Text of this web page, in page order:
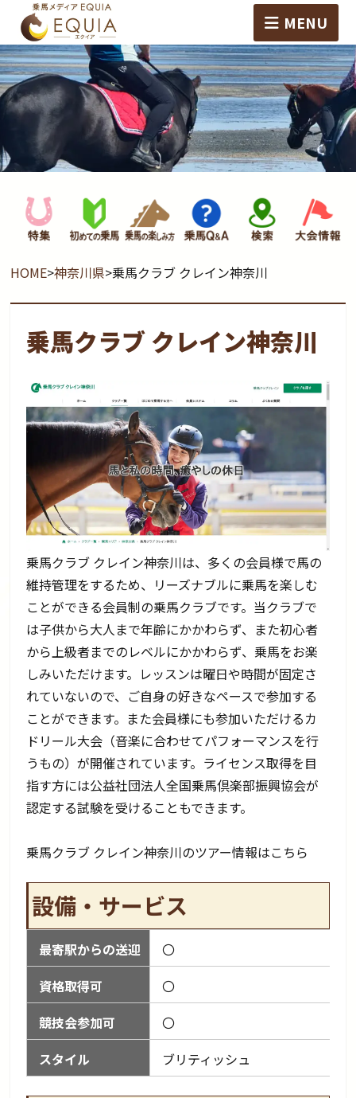
MENU
HOME>神奈川県>乗馬クラブ クレイン神奈川
乗馬クラブ クレイン神奈川
乗馬クラブ クレイン神奈川は、多くの会員様で馬の
維持管理をするため、リーズナブルに乗馬を楽しむ
ことができる会員制の乗馬クラブです。当クラブで
は子供から大人まで年齢にかかわらず、また初心者
から上級者までのレベルにかかわらず、乗馬をお楽
しみいただけます。レッスンは曜日や時間が固定さ
れていないので、ご自身の好きなペースで参加する
ことができます。また会員様にも参加いただけるカ
ドリール大会（音楽に合わせてパフォーマンスを行
うもの）が開催されています。ライセンス取得を目
指す方には公益社団法人全国乗馬倶楽部振興協会が
認定する試験を受けることもできます。
乗馬クラブ クレイン神奈川のツアー情報はこちら
設備・サービス
最寄駅からの送迎
〇
資格取得可
〇
競技会参加可
〇
スタイル
ブリティッシュ